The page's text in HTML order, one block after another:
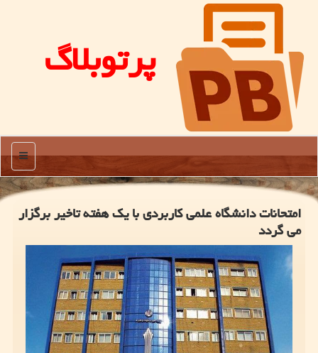
پرتوبلاگ
منو
امتحانات دانشگاه علمی کاربردی با یک هفته تاخیر برگزار
می گردد